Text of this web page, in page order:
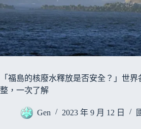
「福島的核廢水釋放是否安全？」世
整，一次了解
Gen 2023 年 9 月 12 日